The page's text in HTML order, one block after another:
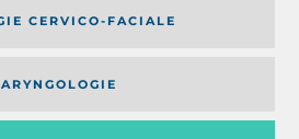
CERVICO-FACIALE